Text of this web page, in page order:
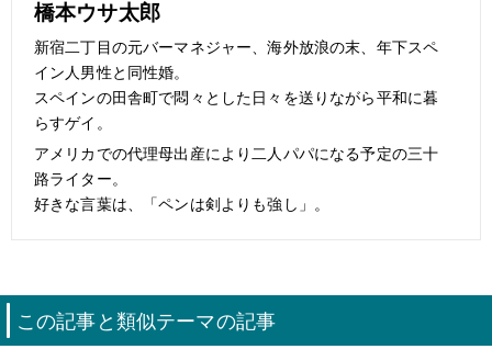
橋本ウサ太郎
新宿二丁目の元バーマネジャー、海外放浪の末、年下スペ
イン人男性と同性婚。
スペインの田舎町で悶々とした日々を送りながら平和に暮
らすゲイ。
アメリカでの代理母出産により二人パパになる予定の三十
路ライター。
好きな言葉は、「ペンは剣よりも強し」。
この記事と類似テーマの記事